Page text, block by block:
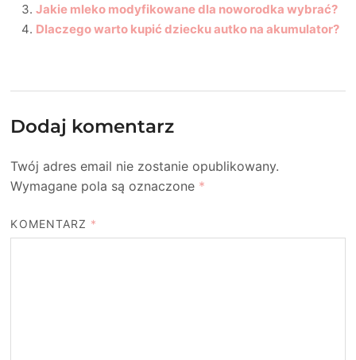
Jakie mleko modyfikowane dla noworodka wybrać?
Dlaczego warto kupić dziecku autko na akumulator?
Dodaj komentarz
Twój adres email nie zostanie opublikowany.
Wymagane pola są oznaczone *
KOMENTARZ *